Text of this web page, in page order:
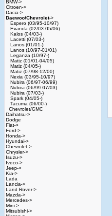
BMW->
Citroen->
Dacia->
Daewoo/Chevrolet->
Espero (03/95-10/97)
Evanda (02/03-05/06)
Kalos (04/03-)
Lacetti (07/03-)
Lanos (01/01-)
Lanos (10/97-01/01)
Leganza (10/97-)
Matiz (01/01-04/05)
Matiz (04/05-)
Matiz (07/98-12/00)
Nexia (03/95-10/97)
Nubira (06/97-06/99)
Nubira (06/99-07/03)
Nubira (07/03-)
Spark (04/05-)
Tacuma (06/00-)
Chevrolet/GMC
Daihatsu->
Dodge
Fiat->
Ford->
Honda->
Hyundai->
Chevrolet->
Chrysler->
Isuzu->
Iveco->
Jeep->
Kia->
Lada
Lancia->
Land Rover->
Mazda->
Mercedes->
Mini->
Mitsubishi->